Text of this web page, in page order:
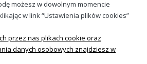
możesz w dowolnym momencie
w link “Ustawienia plików cookies”
przez nas plikach cookie oraz
danych osobowych znajdziesz w